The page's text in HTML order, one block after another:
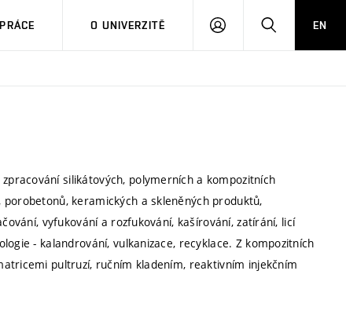
O UNIVERZITĚ
PŘIHLÁSIT HLEDATEN
silikátových, polymerních a kompozitních
keramických a skleněných produktů,
vyfukování a rozfukování, kašírování, zatírání, licí
- kalandrování, vulkanizace, recyklace. Z kompozitních
pultruzí, ručním kladením, reaktivním injekčním